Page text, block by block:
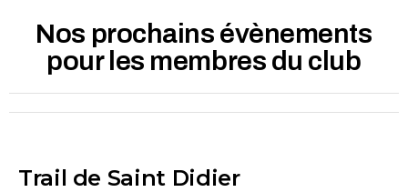
Nos prochains évènements
pour les membres du club
Trail de Saint Didier